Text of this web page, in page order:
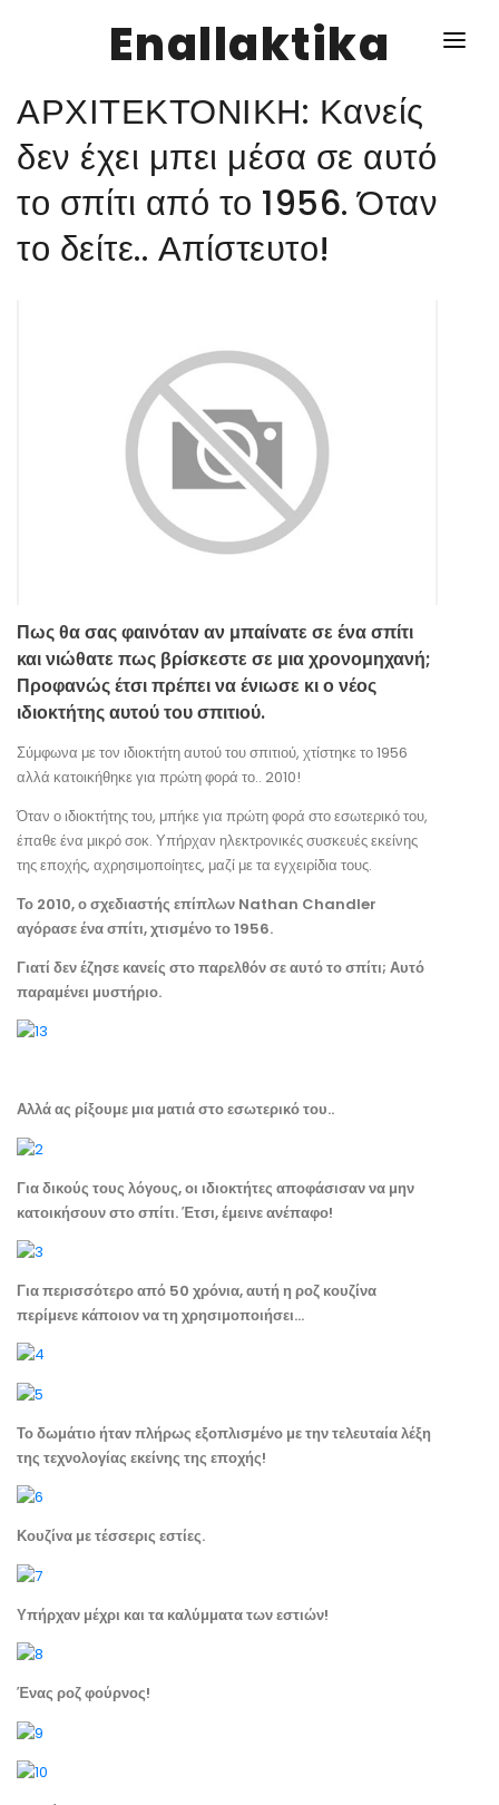
Enallaktika
ΥΓΕΙΑ
ΣΥΝΤΑΓΕΣ
ΚΑΛΛΙΕΡΓΕΙΕΣ
ΑΡΧΙΤΕΚΤΟΝΙΚΗ: Κανείς
δεν έχει μπει μέσα σε αυτό
το σπίτι από το 1956. Όταν
το δείτε.. Απίστευτο!
Πως θα σας φαινόταν αν μπαίνατε σε ένα σπίτι
και νιώθατε πως βρίσκεστε σε μια χρονομηχανή;
Προφανώς έτσι πρέπει να ένιωσε κι ο νέος
ιδιοκτήτης αυτού του σπιτιού.
Σύμφωνα με τον ιδιοκτήτη αυτού του σπιτιού, χτίστηκε το 1956
αλλά κατοικήθηκε για πρώτη φορά το.. 2010!
Όταν ο ιδιοκτήτης του, μπήκε για πρώτη φορά στο εσωτερικό του,
έπαθε ένα μικρό σοκ. Υπήρχαν ηλεκτρονικές συσκευές εκείνης
της εποχής, αχρησιμοποίητες, μαζί με τα εγχειρίδια τους.
Το 2010, ο σχεδιαστής επίπλων Nathan Chandler
αγόρασε ένα σπίτι, χτισμένο το 1956.
Γιατί δεν έζησε κανείς στο παρελθόν σε αυτό το σπίτι; Αυτό
παραμένει μυστήριο.
Αλλά ας ρίξουμε μια ματιά στο εσωτερικό του..
Για δικούς τους λόγους, οι ιδιοκτήτες αποφάσισαν να μην
κατοικήσουν στο σπίτι. Έτσι, έμεινε ανέπαφο!
Για περισσότερο από 50 χρόνια, αυτή η ροζ κουζίνα
περίμενε κάποιον να τη χρησιμοποιήσει…
Το δωμάτιο ήταν πλήρως εξοπλισμένο με την τελευταία λέξη
της τεχνολογίας εκείνης της εποχής!
Κουζίνα με τέσσερις εστίες.
Υπήρχαν μέχρι και τα καλύμματα των εστιών!
Ένας ροζ φούρνος!